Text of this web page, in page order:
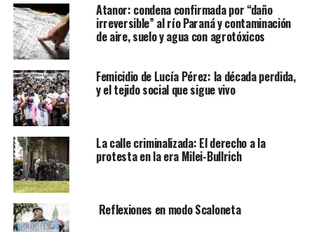
Atanor: condena confirmada por “daño
irreversible” al río Paraná y contaminación
de aire, suelo y agua con agrotóxicos
Femicidio de Lucía Pérez: la década perdida,
y el tejido social que sigue vivo
La calle criminalizada: El derecho a la
protesta en la era Milei-Bullrich
Reflexiones en modo Scaloneta